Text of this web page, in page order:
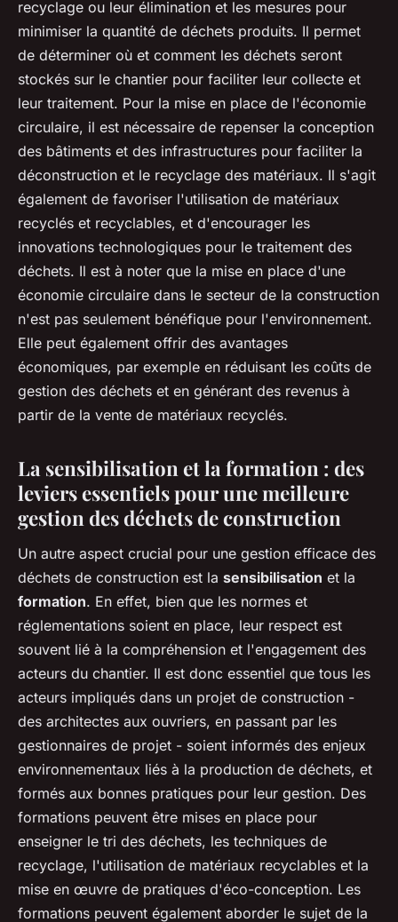
recyclage ou leur élimination et les mesures pour
minimiser la quantité de déchets produits. Il permet
de déterminer où et comment les déchets seront
stockés sur le chantier pour faciliter leur collecte et
leur traitement. Pour la mise en place de l'économie
circulaire, il est nécessaire de repenser la conception
des bâtiments et des infrastructures pour faciliter la
déconstruction et le recyclage des matériaux. Il s'agit
également de favoriser l'utilisation de matériaux
recyclés et recyclables, et d'encourager les
innovations technologiques pour le traitement des
déchets. Il est à noter que la mise en place d'une
économie circulaire dans le secteur de la construction
n'est pas seulement bénéfique pour l'environnement.
Elle peut également offrir des avantages
économiques, par exemple en réduisant les coûts de
gestion des déchets et en générant des revenus à
partir de la vente de matériaux recyclés.
La sensibilisation et la formation : des
leviers essentiels pour une meilleure
gestion des déchets de construction
Un autre aspect crucial pour une gestion efficace des
déchets de construction est la sensibilisation et la
formation. En effet, bien que les normes et
réglementations soient en place, leur respect est
souvent lié à la compréhension et l'engagement des
acteurs du chantier. Il est donc essentiel que tous les
acteurs impliqués dans un projet de construction -
des architectes aux ouvriers, en passant par les
gestionnaires de projet - soient informés des enjeux
environnementaux liés à la production de déchets, et
formés aux bonnes pratiques pour leur gestion. Des
formations peuvent être mises en place pour
enseigner le tri des déchets, les techniques de
recyclage, l'utilisation de matériaux recyclables et la
mise en œuvre de pratiques d'éco-conception. Les
formations peuvent également aborder le sujet de la